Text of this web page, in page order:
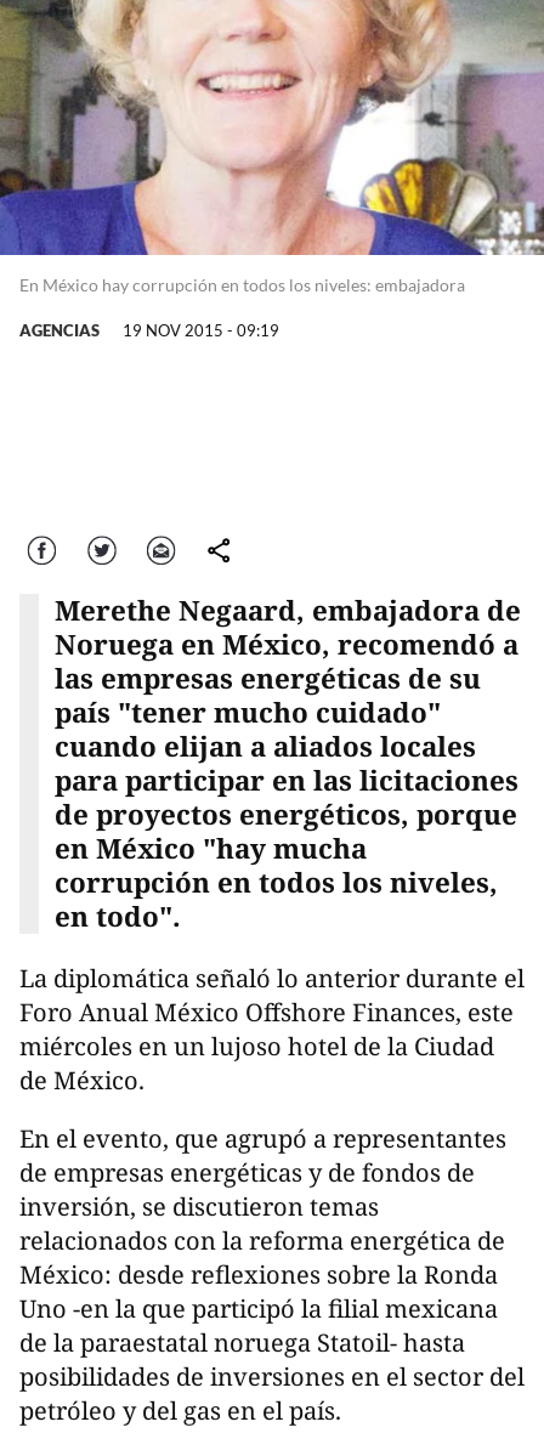
En México hay corrupción en todos los niveles: embajadora
AGENCIAS 19 NOV 2015 - 09:19
Facebook Twitter Correo comparte
Merethe Negaard, embajadora de
Noruega en México, recomendó a
las empresas energéticas de su
país "tener mucho cuidado"
cuando elijan a aliados locales
para participar en las licitaciones
de proyectos energéticos, porque
en México "hay mucha
corrupción en todos los niveles,
en todo".
La diplomática señaló lo anterior durante el
Foro Anual México Offshore Finances, este
miércoles en un lujoso hotel de la Ciudad
de México.
En el evento, que agrupó a representantes
de empresas energéticas y de fondos de
inversión, se discutieron temas
relacionados con la reforma energética de
México: desde reflexiones sobre la Ronda
Uno -en la que participó la filial mexicana
de la paraestatal noruega Statoil- hasta
posibilidades de inversiones en el sector del
petróleo y del gas en el país.